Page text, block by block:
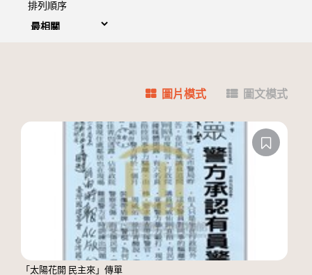
排列順序
圖片模式 圖文模式
「太陽花開 民主來」傳單